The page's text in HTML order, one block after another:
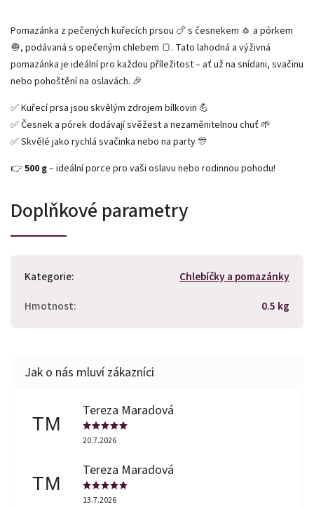
Pomazánka z pečených kuřecích prsou 🍗 s česnekem 🧄 a pórkem
🧅, podávaná s opečeným chlebem 🍞. Tato lahodná a výživná
pomazánka je ideální pro každou příležitost – ať už na snídani, svačinu
nebo pohoštění na oslavách. 🎉
✅ Kuřecí prsa jsou skvělým zdrojem bílkovin 💪
✅ Česnek a pórek dodávají svěžest a nezaměnitelnou chuť 🌱
✅ Skvělé jako rychlá svačinka nebo na party 🎊
👉500 g– ideální porce pro vaši oslavu nebo rodinnou pohodu!
Doplňkové parametry
Kategorie:
Chlebíčky a pomazánky
Hmotnost: 0.5 kg
TM
Tereza Maradová
20.7.2026
TM
Tereza Maradová
13.7.2026